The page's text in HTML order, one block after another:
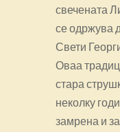
свечената
се одржува
Свети
Оваа
стара
неколку
замрена и